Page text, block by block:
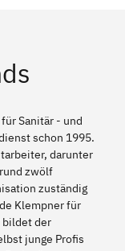
Sanitär - und
schon 1995.
darunter
zwölf
zuständig
Klempner für
bildet der
junge Profis